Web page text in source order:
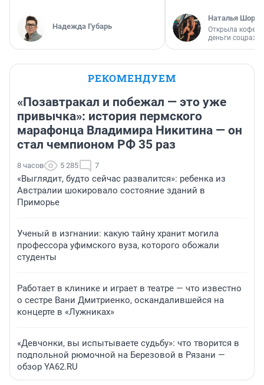
Надежда Губарь
Наталья
Открыла
деньги
РЕКОМЕНДУЕМ
«Позавтракал и побежал — это уже
привычка»: история пермского
марафонца Владимира Никитина — он
стал чемпионом РФ 35 раз
8 часов 5 285 7
«Выглядит, будто сейчас развалится»: ребенка из
Австралии шокировало состояние зданий в
Приморье
Ученый в изгнании: какую тайну хранит могила
профессора уфимского вуза, которого обожали
студенты
Работает в клинике и играет в театре — что известно
о сестре Вани Дмитриенко, оскандалившейся на
концерте в «Лужниках»
«Девчонки, вы испытываете судьбу»: что творится в
подпольной рюмочной на Березовой в Рязани —
обзор YA62.RU